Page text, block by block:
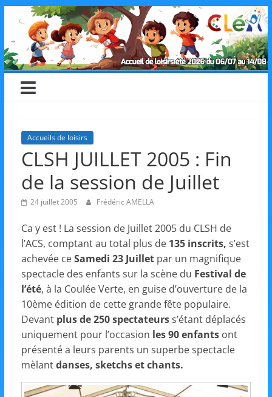
content
CLéA
–
les
Loisirs,
l'éducation
et
l'Animation
–
Stiring-
Accueils de loisirs
CLSH JUILLET 2005 : Fin
de la session de Juillet
24 juillet 2005 Frédéric AMELLA
Ca y est ! La session de Juillet 2005 du CLSH de
l’ACS, comptant au total plus de 135 inscrits, s’est
achevée ceSamedi 23 Juilletpar un magnifique
spectacle des enfants sur la scène du Festival de
l’été, à la Coulée Verte, en guise d’ouverture de la
10ème édition de cette grande fête populaire.
Devantplus de 250 spectateurss’étant déplacés
uniquement pour l’occasion les 90 enfants ont
présenté a leurs parents un superbe spectacle
mèlantdanses, sketchs et chants.